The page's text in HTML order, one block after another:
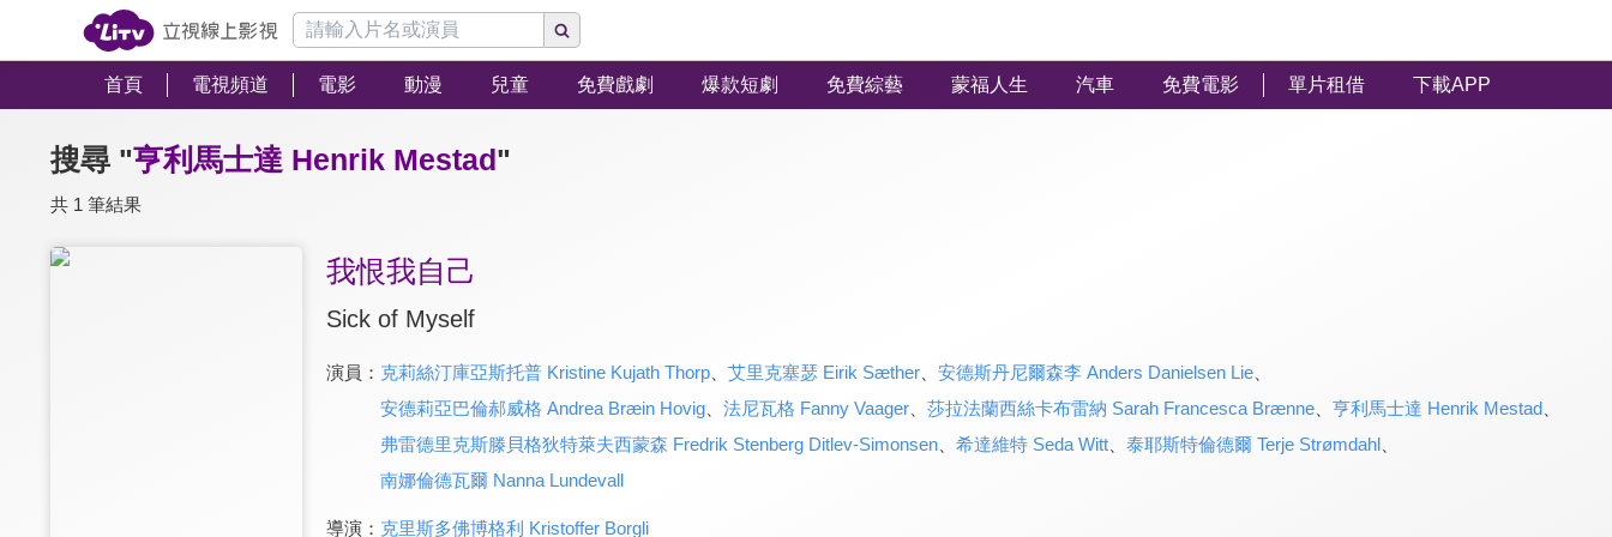
首頁 電視頻道 電影 動漫 兒童 免費戲劇 爆款短劇 免費綜藝 蒙福人生 汽車 免費電影 單片租借 下載APP
搜尋 "亨利馬士達 Henrik Mestad"
共 1 筆結果
我恨我自己
Sick of Myself
演員： 克莉絲汀庫亞斯托普 Kristine Kujath Thorp、 艾里克塞瑟 Eirik Sæther、 安德斯丹尼爾森李 Anders Danielsen Lie、
安德莉亞巴倫郝威格 Andrea Bræin Hovig、 法尼瓦格 Fanny Vaager、 莎拉法蘭西絲卡布雷納 Sarah Francesca Brænne、 亨利馬士達 Henrik Mestad、
弗雷德里克斯滕貝格狄特萊夫西蒙森 Fredrik Stenberg Ditlev-Simonsen、 希達維特 Seda Witt、 泰耶斯特倫德爾 Terje Strømdahl、
南娜倫德瓦爾 Nanna Lundevall
導演： 克里斯多佛博格利 Kristoffer Borgli